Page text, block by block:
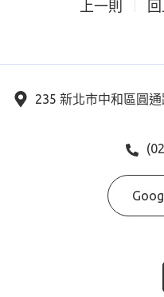
上一則
235 新北市中和區圓